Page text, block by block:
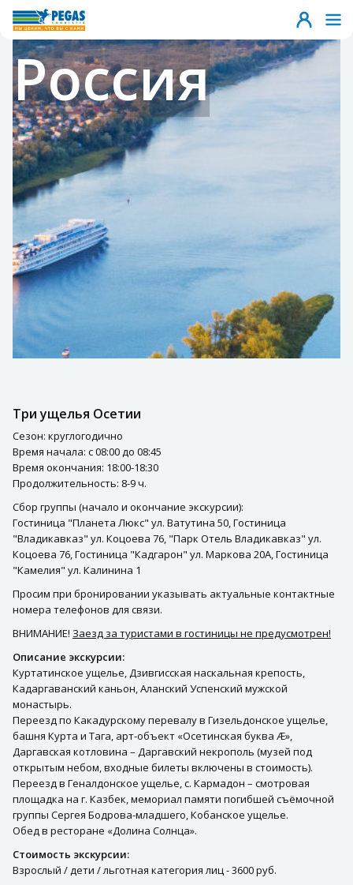
Россия
Три ущелья Осетии
Сезон: круглогодично
Время начала: с 08:00 до 08:45
Время окончания: 18:00-18:30
Продолжительность: 8-9 ч.
Сбор группы (начало и окончание экскурсии):
Гостиница "Планета Люкс" ул. Ватутина 50, Гостиница
"Владикавказ" ул. Коцоева 76, "Парк Отель Владикавказ" ул.
Коцоева 76, Гостиница "Кадгарон" ул. Маркова 20А, Гостиница
"Камелия" ул. Калинина 1
Просим при бронировании указывать актуальные контактные
номера телефонов для связи.
ВНИМАНИЕ! Заезд за туристами в гостиницы не предусмотрен!
Описание экскурсии:
Куртатинское ущелье, Дзивгисская наскальная крепость,
Кадаргаванский каньон, Аланский Успенский мужской
монастырь.
Переезд по Какадурскому перевалу в Гизельдонское ущелье,
башня Курта и Тага, арт-объект «Осетинская буква Æ»,
Даргавская котловина – Даргавский некрополь (музей под
открытым небом, входные билеты включены в стоимость).
Переезд в Геналдонское ущелье, с. Кармадон – смотровая
площадка на г. Казбек, мемориал памяти погибшей съёмочной
группы Сергея Бодрова-младшего, Кобанское ущелье.
Обед в ресторане «Долина Солнца».
Стоимость экскурсии:
Взрослый / дети / льготная категория лиц - 3600 руб.